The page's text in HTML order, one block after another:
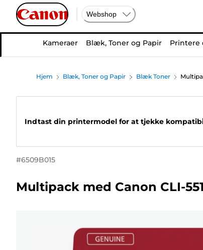
Webshop
Kameraer Blæk, Toner og Papir Printere
Hjem Blæk, Toner og Papir Blæk Toner
Indtast din printermodel for at tjekke
#6509B015
Multipack med Canon CLI-